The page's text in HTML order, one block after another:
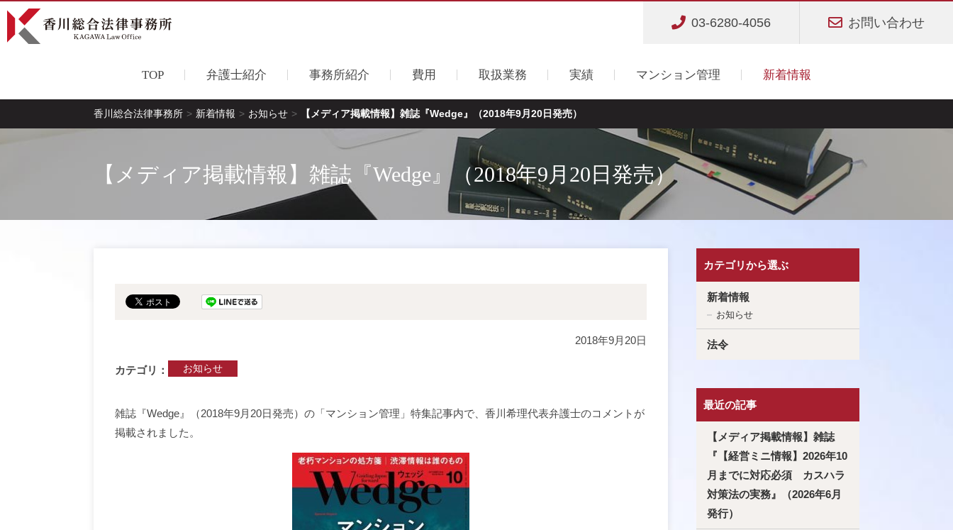
03-6280-4056 お問い合わせ
TOP 弁護士紹介 事務所紹介 費用 取扱業務 実績 マンション管理 新着情報
香川総合法律事務所 > 新着情報 > お知らせ > 【メディア掲載情報】雑誌『Wedge』（2018年9月20日発売）
【メディア掲載情報】雑誌『Wedge』（2018年9月20日発売）
2018年9月20日
カテゴリ お知らせ
雑誌『Wedge』（2018年9月20日発売）の「マンション管理」特集記事内で、香川希理代表弁護士のコメントが
掲載されました。
カテゴリから選ぶ
新着情報
お知らせ
法令
最近の記事
【メディア掲載情報】雑誌
『【経営ミニ情報】2026年10
月までに対応必須 カスハラ
対策法の実務』（2026年6月
発行）